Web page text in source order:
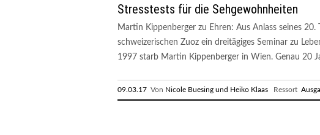
Stresstests für die Sehgewohnheiten
Martin Kippenberger zu Ehren: Aus Anlass seines
schweizerischen Zuoz ein dreitägiges Seminar zu
1997 starb Martin Kippenberger in Wien. Genau 20
09.03.17 Von Nicole Buesing und Heiko Klaas Ressort